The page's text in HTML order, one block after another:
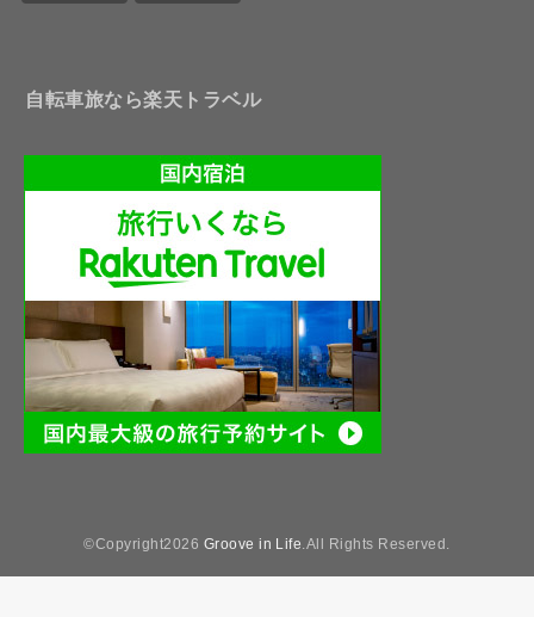
自転車旅なら楽天トラベル
©Copyright2026 Groove in Life.All Rights Reserved.